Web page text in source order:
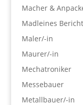
Macher &
Madleines
Maler/-in
Maurer/-in
Mechatroniker
Messebauer
Metallbauer/-in